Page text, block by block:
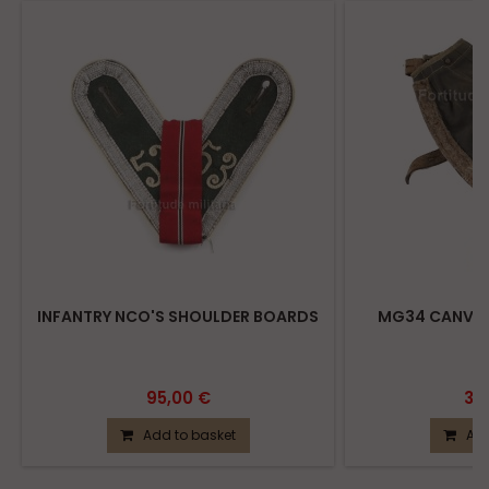
INFANTRY NCO'S SHOULDER BOARDS
95,00 €
Add to basket
MG34